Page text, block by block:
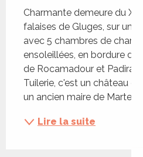
Charmante demeure du
falaises de Gluges, sur un
avec 5 chambres de
ensoleillées, en bordure de
de Rocamadour et
Tuilerie, c'est un château
un ancien maire de Martel...
Lire la suite